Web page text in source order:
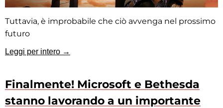
Tuttavia, è improbabile che ciò avvenga nel prossimo
futuro
Leggi per intero →
Finalmente! Microsoft e Bethesda
stanno lavorando a un importante